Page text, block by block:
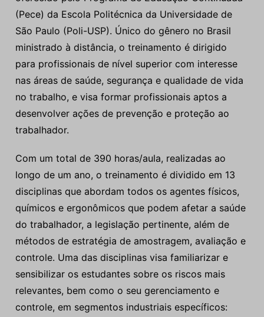
(Pece) da Escola Politécnica da Universidade de
São Paulo (Poli-USP). Único do gênero no Brasil
ministrado à distância, o treinamento é dirigido
para profissionais de nível superior com interesse
nas áreas de saúde, segurança e qualidade de vida
no trabalho, e visa formar profissionais aptos a
desenvolver ações de prevenção e proteção ao
trabalhador.
Com um total de 390 horas/aula, realizadas ao
longo de um ano, o treinamento é dividido em 13
disciplinas que abordam todos os agentes físicos,
químicos e ergonômicos que podem afetar a saúde
do trabalhador, a legislação pertinente, além de
métodos de estratégia de amostragem, avaliação e
controle. Uma das disciplinas visa familiarizar e
sensibilizar os estudantes sobre os riscos mais
relevantes, bem como o seu gerenciamento e
controle, em segmentos industriais específicos: